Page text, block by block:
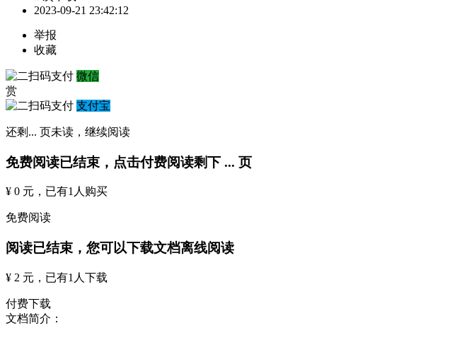
2023-09-21 23:42:12
举报
收藏
微信
赏
支付宝
还剩 ... 页未读， 继续阅读
免费阅读已结束，点击付费阅读剩下 ... 页
¥ 0 元 ，已有1 人购买
免费阅读
阅读已结束，您可以下载文档离线阅读
¥ 2 元 ，已有1 人下载
付费下载
文档简介：